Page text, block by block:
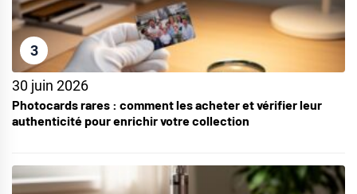
3
30 juin 2026
Photocards rares : comment les acheter et vérifier leur
authenticité pour enrichir votre collection